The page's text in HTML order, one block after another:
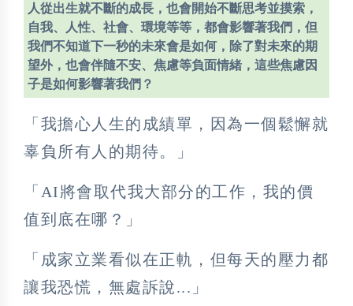
人從出生就不斷的成長，也會開始不斷思考並摸索，
自我、人性、社會、環境等等，都會影響著我們，但
我們不知道下一秒的未來會是如何，除了對未來的期
望外，也會伴隨不安、焦慮等負面情緒，這些焦慮因
子是如何影響著我們？
「我擔心人生的成績單，因為一個鬆懈就
辜負所有人的期待。」
「AI將會取代我大部分的工作，我的價
值到底在哪？」
「成家立業看似在正軌，但每天的壓力都
讓我恐慌，無處訴說...」